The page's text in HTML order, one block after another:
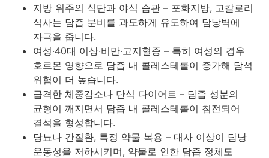
지방 위주의 식단과 야식 습관 – 포화지방, 고칼로리
식사는 담즙 분비를 과도하게 유도하여 담낭벽에
자극을 줍니다.
여성·40대 이상·비만·고지혈증 – 특히 여성의 경우
호르몬 영향으로 담즙 내 콜레스테롤이 증가해 담석
위험이 더 높습니다.
급격한 체중감소나 단식 다이어트 – 담즙 성분의
균형이 깨지면서 담즙 내 콜레스테롤이 침전되어
결석을 형성합니다.
당뇨나 간질환, 특정 약물 복용 – 대사 이상이 담낭
운동성을 저하시키며, 약물로 인한 담즙 정체도